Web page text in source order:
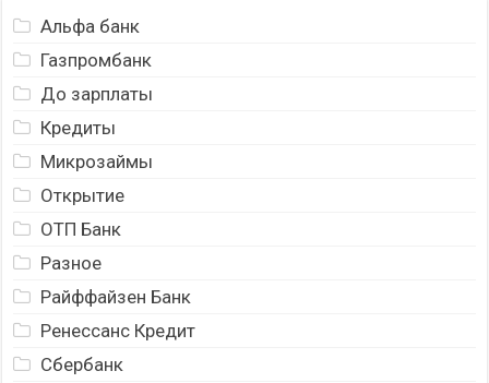
Альфа банк
Газпромбанк
До зарплаты
Кредиты
Микрозаймы
Открытие
ОТП Банк
Разное
Райффайзен Банк
Ренессанс Кредит
Сбербанк